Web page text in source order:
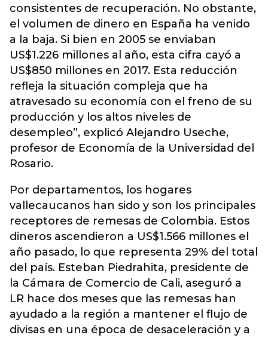
consistentes de recuperación. No obstante,
el volumen de dinero en España ha venido
a la baja. Si bien en 2005 se enviaban
US$1.226 millones al año, esta cifra cayó a
US$850 millones en 2017. Esta reducción
refleja la situación compleja que ha
atravesado su economía con el freno de su
producción y los altos niveles de
desempleo”, explicó Alejandro Useche,
profesor de Economía de la Universidad del
Rosario.
Por departamentos, los hogares
vallecaucanos han sido y son los principales
receptores de remesas de Colombia. Estos
dineros ascendieron a US$1.566 millones el
año pasado, lo que representa 29% del total
del país. Esteban Piedrahita, presidente de
la Cámara de Comercio de Cali, aseguró a
LR hace dos meses que las remesas han
ayudado a la región a mantener el flujo de
divisas en una época de desaceleración y a